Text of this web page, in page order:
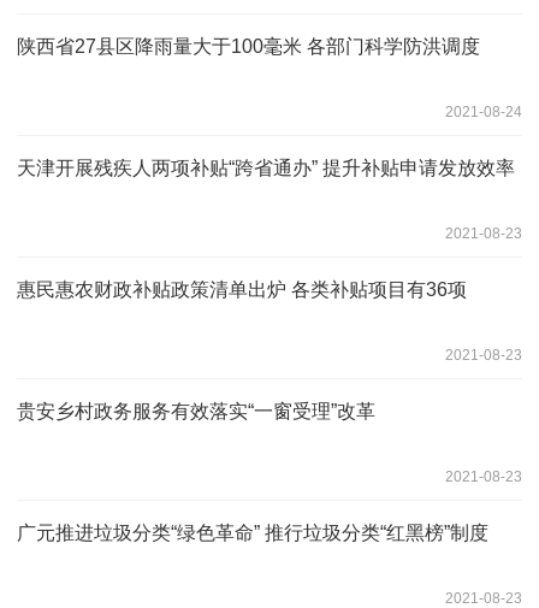
陕西省27县区降雨量大于100毫米 各部门科学防洪调度
2021-08-24
天津开展残疾人两项补贴“跨省通办” 提升补贴申请发放效率
2021-08-23
惠民惠农财政补贴政策清单出炉 各类补贴项目有36项
2021-08-23
贵安乡村政务服务有效落实“一窗受理”改革
2021-08-23
广元推进垃圾分类“绿色革命” 推行垃圾分类“红黑榜”制度
2021-08-23